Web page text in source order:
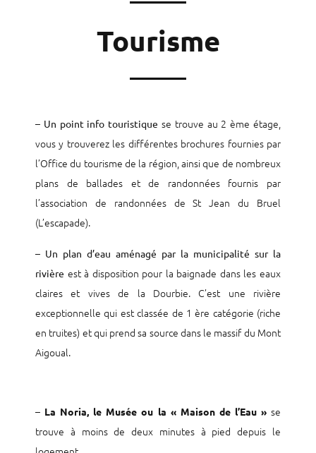
Tourisme
– Un point info touristiquese trouve au 2 ème étage,
vous y trouverez les différentes brochures fournies par
l’Office du tourisme de la région, ainsi que de nombreux
plans de ballades et de randonnées fournis par
l’association de randonnées de St Jean du Bruel
(L’escapade).
– Un plan d’eau aménagé par la municipalité sur la
rivière est à disposition pour la baignade dans les eaux
claires et vives de la Dourbie. C’est une rivière
exceptionnelle qui est classée de 1 ère catégorie (riche
en truites) et qui prend sa source dans le massif du Mont
Aigoual.
– La Noria, le Musée ou la « Maison de l’Eau » se
trouve à moins de deux minutes à pied depuis le